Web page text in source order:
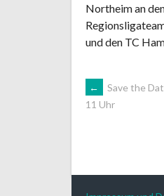
Northeim an
und den TC
ARTIKEL-
←
Save the
11 Uhr